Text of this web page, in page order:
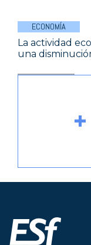
ECONOMÍA
La actividad
una